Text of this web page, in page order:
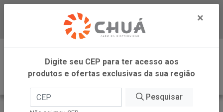
Baixe já nosso APP
0
×
Digite seu CEP para ter acesso aos
produtos e ofertas exclusivas da sua região
Pesquisar